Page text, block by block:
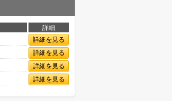
詳細
詳細を見る
詳細を見る
詳細を見る
詳細を見る